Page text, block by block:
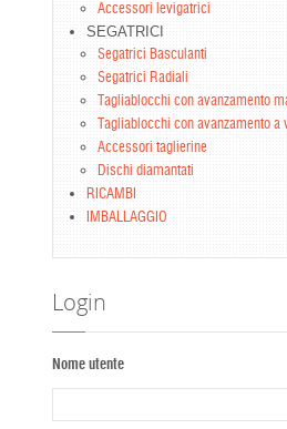
Accessori levigatrici
SEGATRICI
Segatrici Basculanti
Segatrici Radiali
Tagliablocchi con avanzamento
Tagliablocchi con avanzamento a
Accessori taglierine
Dischi diamantati
RICAMBI
IMBALLAGGIO
Login
Nome utente